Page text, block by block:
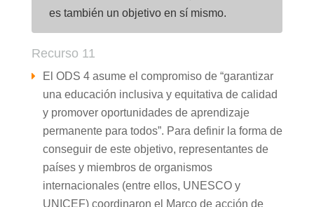
es también un objetivo en sí mismo.
Recurso 11
El ODS 4 asume el compromiso de “garantizar
una educación inclusiva y equitativa de calidad
y promover oportunidades de aprendizaje
permanente para todos”. Para definir la forma de
conseguir de este objetivo, representantes de
países y miembros de organismos
internacionales (entre ellos, UNESCO y
UNICEF) coordinaron el Marco de acción de